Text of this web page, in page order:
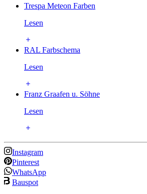
Trespa Meteon Farben
Lesen
RAL Farbschema
Lesen
Franz Graafen u. Söhne
Lesen
Instagram
Pinterest
WhatsApp
Bauspot